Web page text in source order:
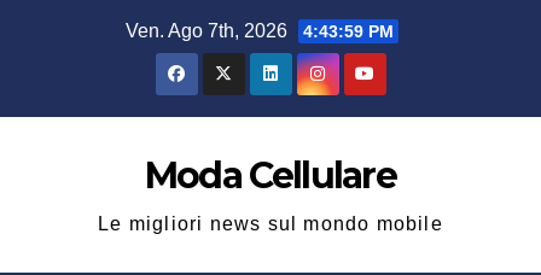
Ven. Ago 7th, 2026 4:44:00 PM
Moda Cellulare
Le migliori news sul mondo mobile